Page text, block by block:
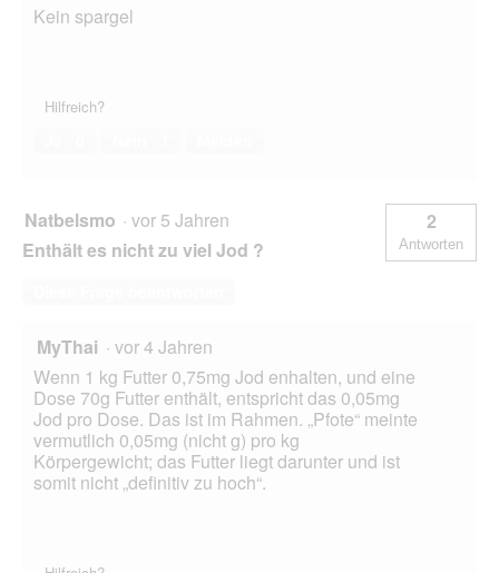
Kein spargel
Hilfreich?
Natbelsmo · vor 5 Jahren
Enthält es nicht zu viel Jod ?
2
Antworten
MyThai · vor 4 Jahren
Wenn 1 kg Futter 0,75mg Jod enhalten, und eine
Dose 70g Futter enthält, entspricht das 0,05mg
Jod pro Dose. Das ist im Rahmen. „Pfote“ meinte
vermutlich 0,05mg (nicht g) pro kg
Körpergewicht; das Futter liegt darunter und ist
somit nicht „definitiv zu hoch“.